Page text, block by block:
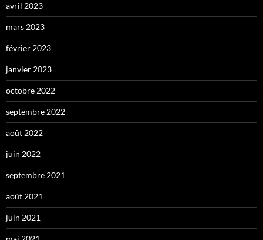
avril 2023
mars 2023
février 2023
janvier 2023
octobre 2022
septembre 2022
août 2022
juin 2022
septembre 2021
août 2021
juin 2021